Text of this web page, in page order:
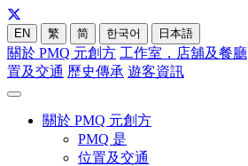
EN 繁 简 한국어 日本語
關於 PMQ 元創方 工作室，店舖及餐廳
置及交通 歷史傳承 遊客資訊
關於 PMQ 元創方
PMQ 是
位置及交通